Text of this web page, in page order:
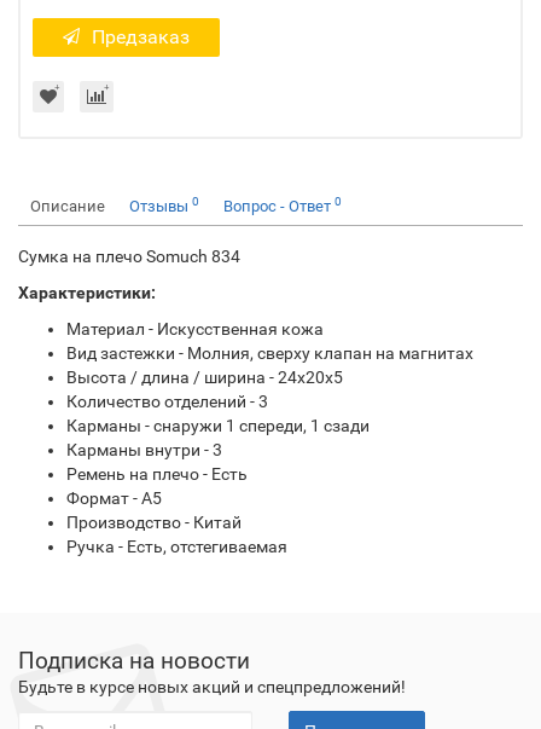
Предзаказ
Описание Отзывы 0 Вопрос - Ответ 0
Сумка на плечо Somuch 834
Характеристики:
Материал - Искусственная кожа
Вид застежки - Молния, сверху клапан на магнитах
Высота / длина / ширина - 24x20x5
Количество отделений - 3
Карманы - снаружи 1 спереди, 1 сзади
Карманы внутри - 3
Ремень на плечо - Есть
Формат - А5
Производство - Китай
Ручка - Есть, отстегиваемая
Подписка на новости
Будьте в курсе новых акций и спецпредложений!